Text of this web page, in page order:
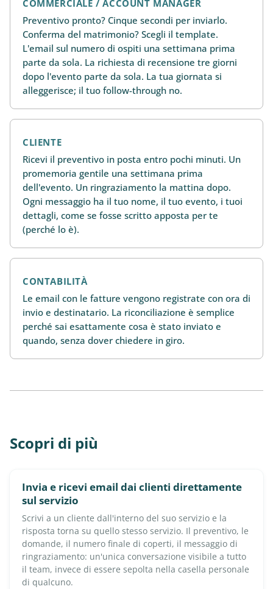
COMMERCIALE / ACCOUNT MANAGER
Preventivo pronto? Cinque secondi per inviarlo.
Conferma del matrimonio? Scegli il template.
L'email sul numero di ospiti una settimana prima
parte da sola. La richiesta di recensione tre giorni
dopo l'evento parte da sola. La tua giornata si
alleggerisce; il tuo follow-through no.
CLIENTE
Ricevi il preventivo in posta entro pochi minuti. Un
promemoria gentile una settimana prima
dell'evento. Un ringraziamento la mattina dopo.
Ogni messaggio ha il tuo nome, il tuo evento, i tuoi
dettagli, come se fosse scritto apposta per te
(perché lo è).
CONTABILITÀ
Le email con le fatture vengono registrate con ora di
invio e destinatario. La riconciliazione è semplice
perché sai esattamente cosa è stato inviato e
quando, senza dover chiedere in giro.
Scopri di più
Invia e ricevi email dai clienti direttamente
sul servizio
Scrivi a un cliente dall'interno del suo servizio e la
risposta torna su quello stesso servizio. Il preventivo, le
domande, il numero finale di coperti, il messaggio di
ringraziamento: un'unica conversazione visibile a tutto
il team, invece di essere sepolta nella casella personale
di qualcuno.